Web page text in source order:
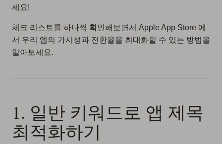
세요!
체크 리스트를 하나씩 확인해보면서 Apple App Store 에
서 우리 앱의 가시성과 전환율을 최대화할 수 있는 방법을
알아보세요.
1. 일반 키워드로 앱 제목
최적화하기